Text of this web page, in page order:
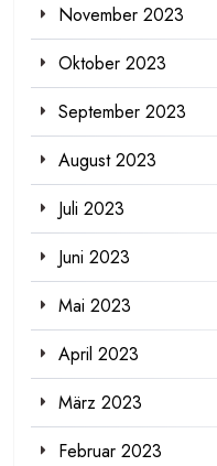
November 2023
Oktober 2023
September 2023
August 2023
Juli 2023
Juni 2023
Mai 2023
April 2023
März 2023
Februar 2023